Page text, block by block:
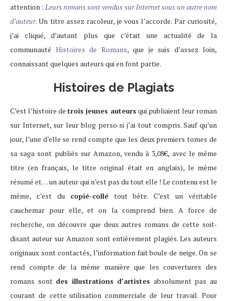
attention :Leurs romans sont vendus sur Internet sous un autre nom
d’auteur. Un titre assez racoleur, je vous l’accorde. Par curiosité,
j’ai cliqué, d’autant plus que c’était une actualité de la
communauté Histoires de Romans, que je suis d’assez loin,
connaissant quelques auteurs qui en font partie.
Histoires de Plagiats
C’est l’histoire detrois jeunes auteurs qui publiaient leur roman
sur Internet, sur leur blog perso si j’ai tout compris. Sauf qu’un
jour, l’une d’elle se rend compte que les deux premiers tomes de
sa saga sont publiés sur Amazon, vendu à 3,08€, avec le même
titre (en français, le titre original était en anglais), le même
résumé et… un auteur qui n’est pas du tout elle ! Le contenu est le
même, c’est du copié-collétout bête. C’est un véritable
cauchemar pour elle, et on la comprend bien. A force de
recherche, on découvre que deux autres romans de cette soit-
disant auteur sur Amazon sont entièrement plagiés. Les auteurs
originaux sont contactés, l’information fait boule de neige. On se
rend compte de la même manière que les couvertures des
romans sont des illustrations d’artistes absolument pas au
courant de cette utilisation commerciale de leur travail. Pour